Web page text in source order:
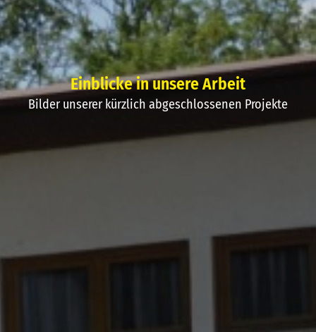
Einblicke in unsere Arbeit
Bilder unserer kürzlich abgeschlossenen Projekte